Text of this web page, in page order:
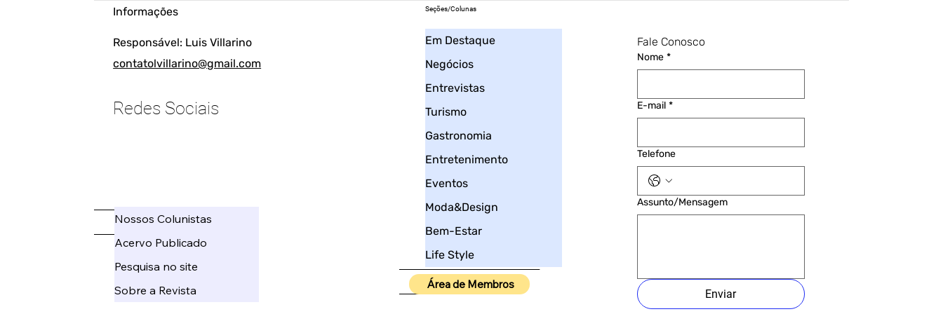
Fale Conosco
Nome *
E-mail *
Telefone
Assunto/Mensagem
Enviar
Informações
Responsável: Luis Villarino
contatolvillarino@gmail.com
Redes Sociais
_____
Nossos Colunistas
Acervo Publicado
Pesquisa no site
Sobre a Revista
Seções/Colunas
Em Destaque
Negócios
Entrevistas
Turismo
Gastronomia
Entretenimento
Eventos
Moda&Design
Bem-Estar
Life Style
____________________
_____Área de Membros